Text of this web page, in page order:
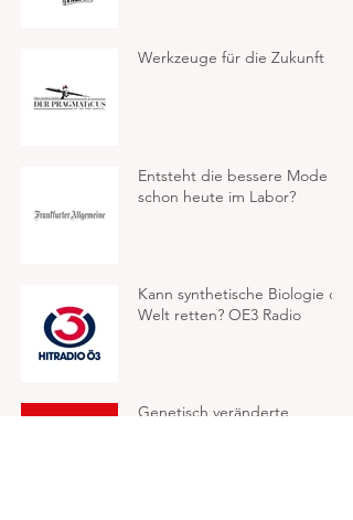
Werkzeuge für die Zukunft
Entsteht die bessere Mode
schon heute im Labor?
Kann synthetische Biologie die
Welt retten? OE3 Radio
Genetisch veränderte